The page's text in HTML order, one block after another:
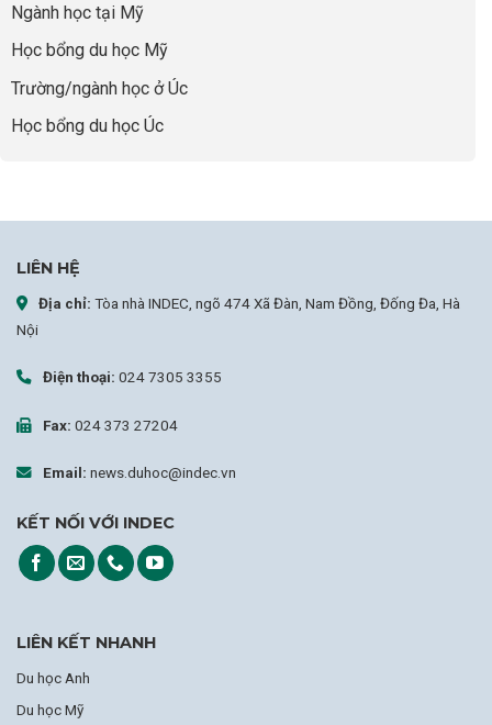
chọn
sự
Ngành học tại Mỹ
Học bổng du học Mỹ
Trường/ngành học ở Úc
Học bổng du học Úc
LIÊN HỆ
Địa chỉ: Tòa nhà INDEC, ngõ 474 Xã Đàn, Nam Đồng, Đống Đa, Hà
Nội
Điện thoại: 024 7305 3355
Fax: 024 373 27204
Email: news.duhoc@indec.vn
KẾT NỐI VỚI INDEC
LIÊN KẾT NHANH
Du học Anh
Du học Mỹ